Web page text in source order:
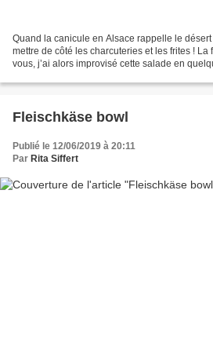
Quand la canicule en Alsace rappelle le
mettre de côté les charcuteries et les frites !
vous, j’ai alors improvisé cette salade en
Fleischkäse bowl
Publié le 12/06/2019 à 20:11
Par Rita Siffert